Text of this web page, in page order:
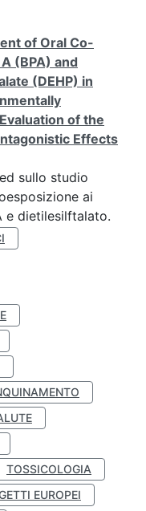
of Oral Co-
(BPA) and
(DEHP) in
of the
Effects
sullo studio
ai
e dietilesilftalato.
TOSSICOLOGIA
EUROPEI